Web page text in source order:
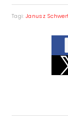
Tagi: Janusz